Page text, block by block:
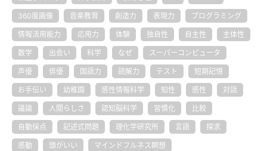
360度画像 音楽教育 創造力 表現力 プログラミング
情報活用能力 応用力 体験 独自性 自主性 主体性
数学 出会い 科学 なぜ スーパーコンピュータ
声優 俳優 国語力 読解力 テスト 短期記憶
お手伝い 幼稚園 感性情報科学 知性 感性 対話
議論 人間らしさ 認知脳科学 習慣化 比較
自動採点 記述式問題 理化学研究所 言語 探求
感動 頭がいい マインドフルネス瞑想